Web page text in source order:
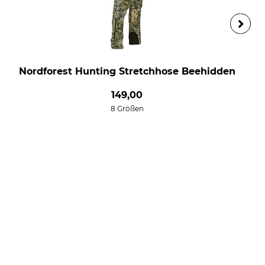
Nordforest Hunting Stretchhose Beehidden
149,00
8 Größen